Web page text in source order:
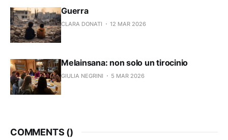
Guerra
CLARA DONATI 12 MAR 2026
Melainsana: non solo un tirocinio
GIULIA NEGRINI 5 MAR 2026
COMMENTS ()